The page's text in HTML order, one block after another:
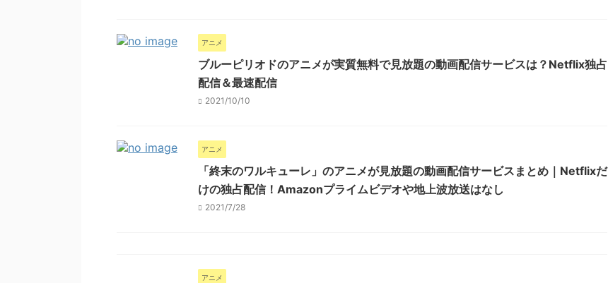
アニメ
ブルーピリオドのアニメが実質無料で見放題の動画配信サービスは？Netflix独占
配信＆最速配信
2021/10/10
アニメ
「終末のワルキューレ」のアニメが見放題の動画配信サービスまとめ｜Netflixだ
けの独占配信！Amazonプライムビデオや地上波放送はなし
2021/7/28
アニメ